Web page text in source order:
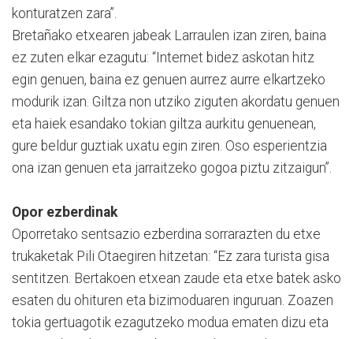
konturatzen zara”.
Bretañako etxearen jabeak Larraulen izan ziren, baina
ez zuten elkar ezagutu: “Internet bidez askotan hitz
egin genuen, baina ez genuen aurrez aurre elkartzeko
modurik izan. Giltza non utziko ziguten akordatu genuen
eta haiek esandako tokian giltza aurkitu genuenean,
gure beldur guztiak uxatu egin ziren. Oso esperientzia
ona izan genuen eta jarraitzeko gogoa piztu zitzaigun”.
Opor ezberdinak
Oporretako sentsazio ezberdina sorrarazten du etxe
trukaketak Pili Otaegiren hitzetan: “Ez zara turista gisa
sentitzen. Bertakoen etxean zaude eta etxe batek asko
esaten du ohituren eta bizimoduaren inguruan. Zoazen
tokia gertuagotik ezagutzeko modua ematen dizu eta